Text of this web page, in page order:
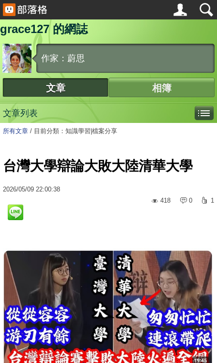
grace127 的網誌
作家：蔚思
文章 相簿
文章列表
所有文章 / 目前分類：知識學習|檔案分享
台灣大學辯論大敗大陸清華大學
2026/05/09 22:00:38
418
0 1